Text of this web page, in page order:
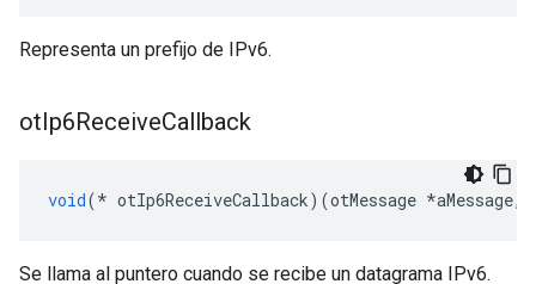
Representa un prefijo de IPv6.
otIp6ReceiveCallback
void(* otIp6ReceiveCallback)(otMessage *aMessage,
Se llama al puntero cuando se recibe un datagrama IPv6.